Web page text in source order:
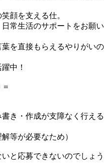
顔を支える仕。
常生活のサポートをお願い
を直接もらえるやりがいの
中！
き・作成が支障なく行える
等が必要なため）
と応募できないのでしょう